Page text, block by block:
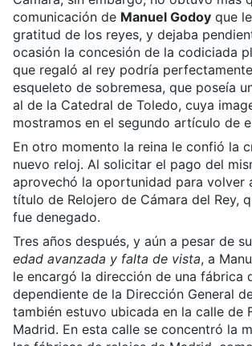
comunicación de Manuel Godoy que
gratitud de los reyes, y dejaba
ocasión la concesión de la codiciada
que regaló al rey podría
esqueleto de sobremesa, que poseía
al de la Catedral de Toledo, cuya
mostramos en el segundo artículo de
En otro momento la reina le confió la
nuevo reloj. Al solicitar el pago del
aprovechó la oportunidad para volver
título de Relojero de Cámara del Rey,
fue denegado.
Tres años después, y aún a pesar de
edad avanzada y falta de vista, a
le encargó la dirección de una fábrica
dependiente de la Dirección General
también estuvo ubicada en la calle de
Madrid. En esta calle se concentró la